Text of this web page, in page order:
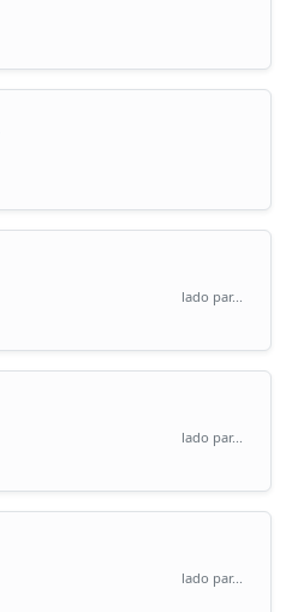
lado par...
lado par...
lado par...